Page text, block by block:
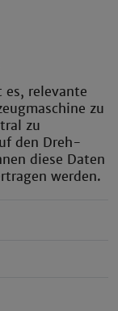
es, relevante
zu
zu
den Dreh-
diese Daten
werden.